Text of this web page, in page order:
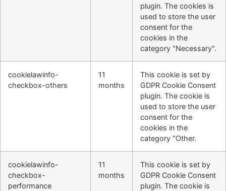
plugin. The cookies is
used to store the user
consent for the
cookies in the
category "Necessary".
cookielawinfo-
checkbox-others
11
months
This cookie is set by
GDPR Cookie Consent
plugin. The cookie is
used to store the user
consent for the
cookies in the
category "Other.
cookielawinfo-
checkbox-
performance
11
months
This cookie is set by
GDPR Cookie Consent
plugin. The cookie is